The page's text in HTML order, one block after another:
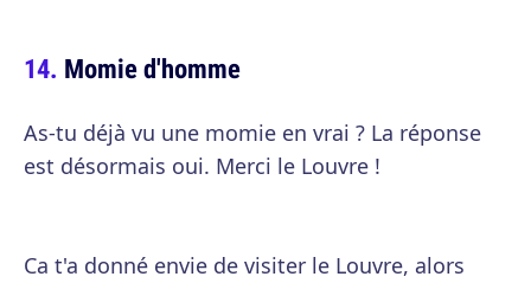
Momie d'homme
As-tu déjà vu une momie en vrai ? La réponse
est désormais oui. Merci le Louvre !
Ca t'a donné envie de visiter le Louvre, alors